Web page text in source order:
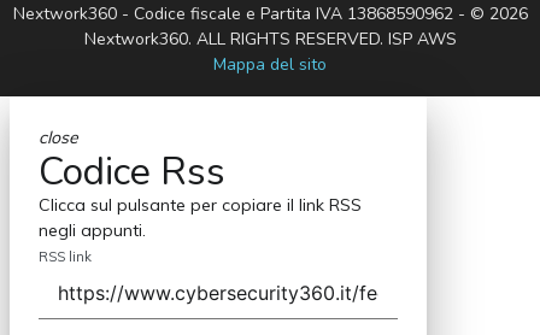
Nextwork360 - Codice fiscale e Partita IVA 13868590962 - © 2026
Nextwork360. ALL RIGHTS RESERVED. ISP AWS
Mappa del sito
close
Codice Rss
Clicca sul pulsante per copiare il link RSS
negli appunti.
RSS link